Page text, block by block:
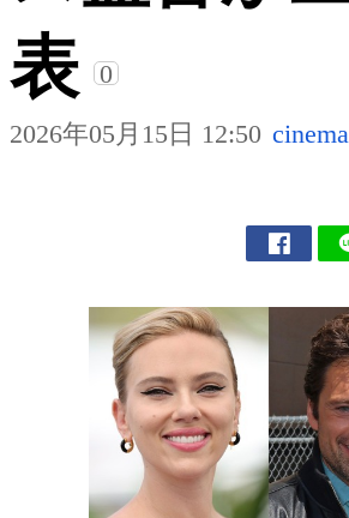
表
0
2026年05月15日 12:50